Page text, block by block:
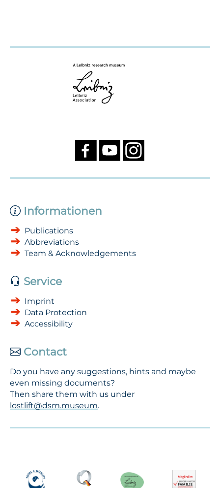
Informationen
Publications
Abbreviations
Team & Acknowledgements
Service
Imprint
Data Protection
Accessibility
Contact
Do you have any suggestions, hints and maybe
even missing documents?
Then share them with us under
lostlift@dsm.museum.